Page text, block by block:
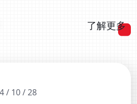
了解更多
/ 10 / 28